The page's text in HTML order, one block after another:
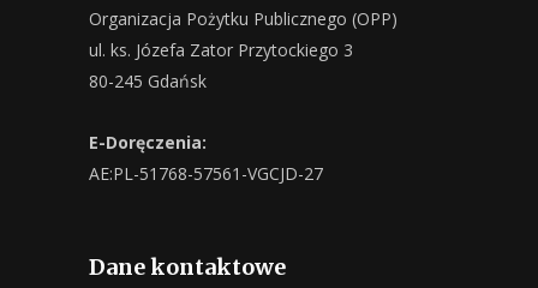
Organizacja Pożytku Publicznego (OPP)
ul. ks. Józefa Zator Przytockiego 3
80-245 Gdańsk
E-Doręczenia:
AE:PL-51768-57561-VGCJD-27
Dane kontaktowe